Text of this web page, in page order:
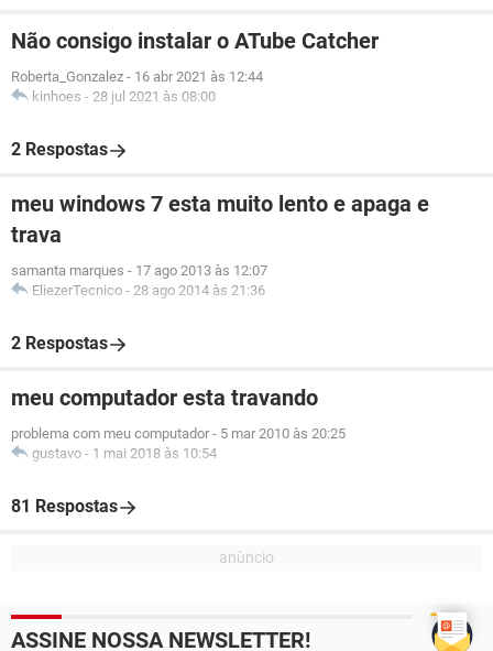
Não consigo instalar o ATube Catcher
Roberta_Gonzalez - 16 abr 2021 às 12:44
kinhoes - 28 jul 2021 às 08:00
2 Respostas
meu windows 7 esta muito lento e apaga e
trava
samanta marques - 17 ago 2013 às 12:07
EliezerTecnico - 28 ago 2014 às 21:36
2 Respostas
meu computador esta travando
problema com meu computador - 5 mar 2010 às 20:25
gustavo - 1 mai 2018 às 10:54
81 Respostas
ASSINE NOSSA NEWSLETTER!